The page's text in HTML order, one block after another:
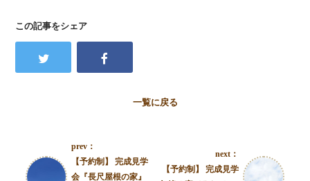
この記事をシェア
一覧に戻る
prev：
【予約制】 完成見学
会『長尺屋根の家』
next：
【予約制】 完成見学